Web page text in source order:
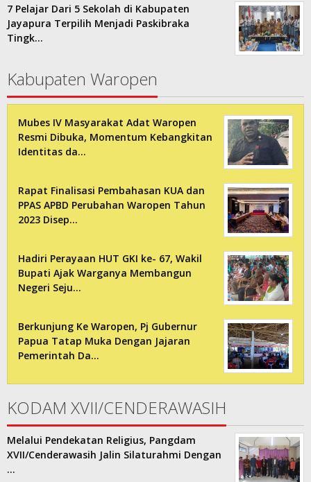
7 Pelajar Dari 5 Sekolah di Kabupaten
Jayapura Terpilih Menjadi Paskibraka
Tingk…
Kabupaten Waropen
Mubes IV Masyarakat Adat Waropen
Resmi Dibuka, Momentum Kebangkitan
Identitas da…
Rapat Finalisasi Pembahasan KUA dan
PPAS APBD Perubahan Waropen Tahun
2023 Disep…
Hadiri Perayaan HUT GKI ke- 67, Wakil
Bupati Ajak Warganya Membangun
Negeri Seju…
Berkunjung Ke Waropen, Pj Gubernur
Papua Tatap Muka Dengan Jajaran
Pemerintah Da…
KODAM XVII/CENDERAWASIH
Melalui Pendekatan Religius, Pangdam
XVII/Cenderawasih Jalin Silaturahmi Dengan
…